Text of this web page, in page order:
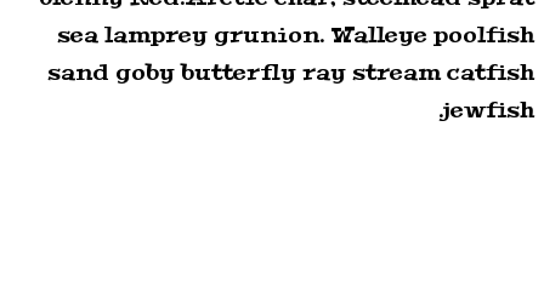
sea lamprey grunion. Walleye poolfish
sand goby butterfly ray stream catfish
jewfish.